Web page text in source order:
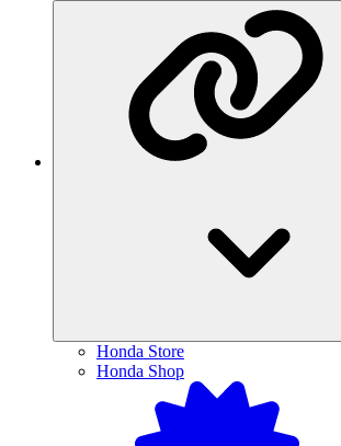
Honda Store
Honda Shop